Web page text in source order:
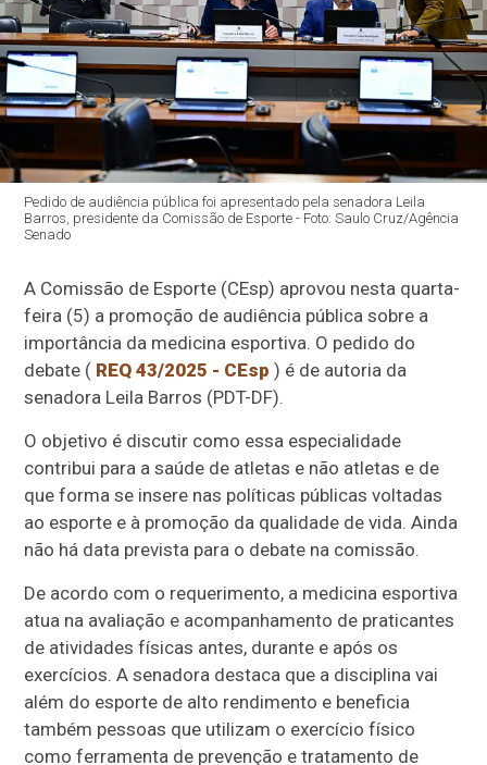
Pedido de audiência pública foi apresentado pela senadora Leila
Barros, presidente da Comissão de Esporte - Foto: Saulo Cruz/Agência
Senado
A Comissão de Esporte (CEsp) aprovou nesta quarta-
feira (5) a promoção de audiência pública sobre a
importância da medicina esportiva. O pedido do
debate ( REQ 43/2025 - CEsp ) é de autoria da
senadora Leila Barros (PDT-DF).
O objetivo é discutir como essa especialidade
contribui para a saúde de atletas e não atletas e de
que forma se insere nas políticas públicas voltadas
ao esporte e à promoção da qualidade de vida. Ainda
não há data prevista para o debate na comissão.
De acordo com o requerimento, a medicina esportiva
atua na avaliação e acompanhamento de praticantes
de atividades físicas antes, durante e após os
exercícios. A senadora destaca que a disciplina vai
além do esporte de alto rendimento e beneficia
também pessoas que utilizam o exercício físico
como ferramenta de prevenção e tratamento de